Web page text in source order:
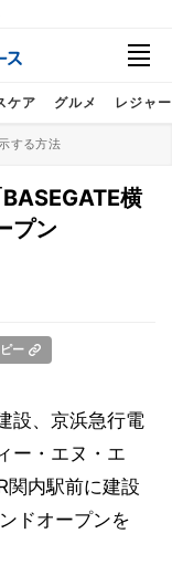
ケア グルメ レジャー
する方法
横
プン
ー
設、京浜急行電
ー・エヌ・エ
関内駅前に建設
ドオープンを